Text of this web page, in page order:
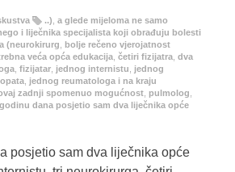
..) a glede mijeloma ne samo
i liječnika specijalista koji obrađuju bolesti
(neurokirurg
bolje rečeno vjerojatnost
veća opća edukacija četiri fizijatra dva
fizijatar jednog internistu
jednog
jednog reumatologa i na kraju
zadnji spomenuo mogućnost pulmolog
dana posjetio sam dva liječnika opće
posjetio sam dva liječnika opće